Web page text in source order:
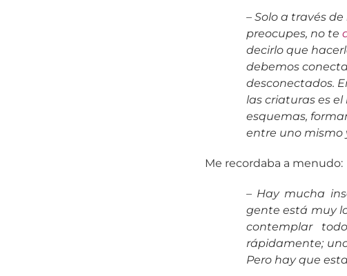
– Solo a través
preocupes, no te
decirlo que
debemos
desconectados.
las criaturas es
esquemas,
entre uno mismo
Me recordaba a menudo:
– Hay mucha
gente está muy
contemplar
rápidamente;
Pero hay que